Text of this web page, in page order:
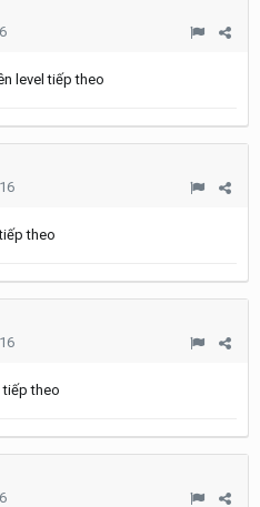
level tiếp theo
theo
tiếp theo